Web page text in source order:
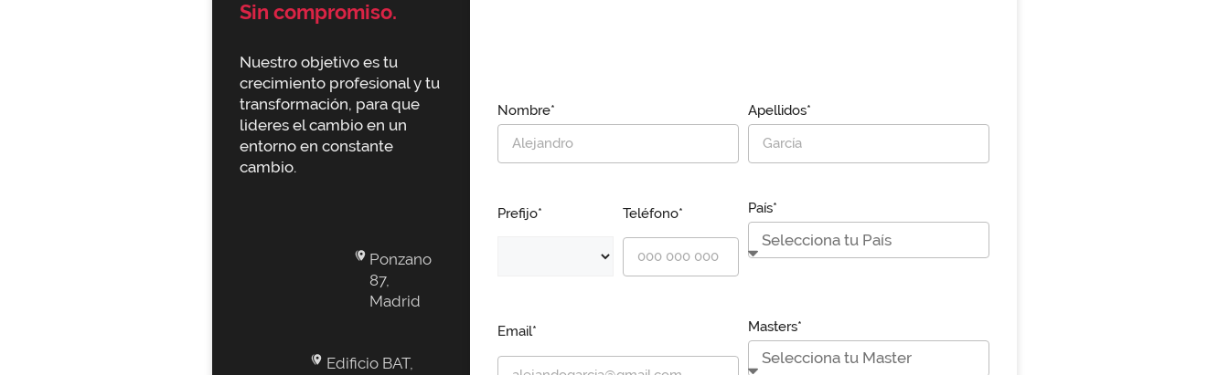
Sin compromiso.
Nuestro objetivo es tu
crecimiento profesional y tu
transformación, para que
lideres el cambio en un
entorno en constante
cambio.
Ponzano
87,
Madrid
Edificio BAT,
Nombre* Apellidos*
Prefijo* Teléfono* País*
Email* Masters*